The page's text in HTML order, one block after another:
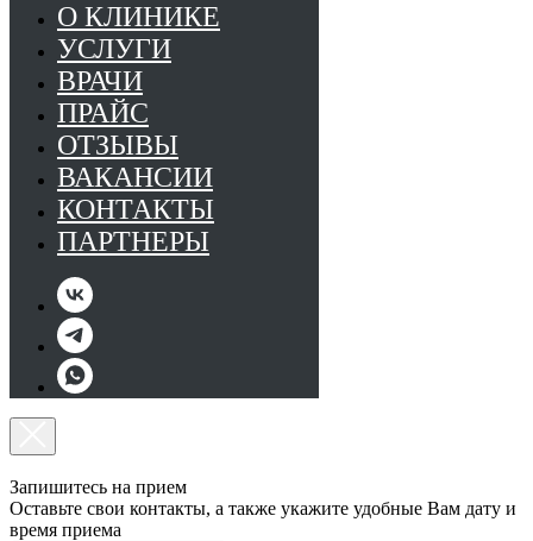
О КЛИНИКЕ
УСЛУГИ
ВРАЧИ
ПРАЙС
ОТЗЫВЫ
ВАКАНСИИ
КОНТАКТЫ
ПАРТНЕРЫ
Запишитесь на прием
Оставьте свои контакты, а также укажите удобные Вам дату и
время приема